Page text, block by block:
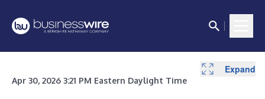
Apr 30, 2026 3:21 PM Eastern Daylight Time
Expand